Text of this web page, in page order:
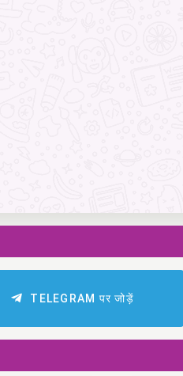
TELEGRAM पर जोड़ें